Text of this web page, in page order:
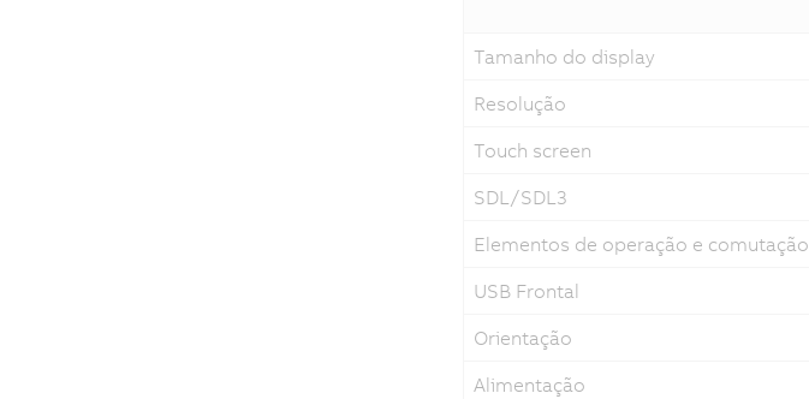
Tamanho do display
Resolução
Touch screen
SDL/SDL3
Elementos de operação e comutação
USB Frontal
Orientação
Alimentação